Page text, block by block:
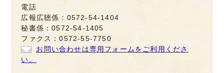
電話
広報広聴係：0572-54-1404
秘書係：0572-54-1405
ファクス：0572-55-7750
お問い合わせは専用フォームをご利用くださ
い。